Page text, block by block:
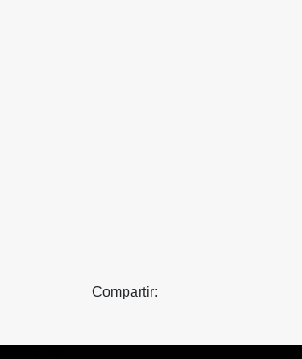
Compartir: